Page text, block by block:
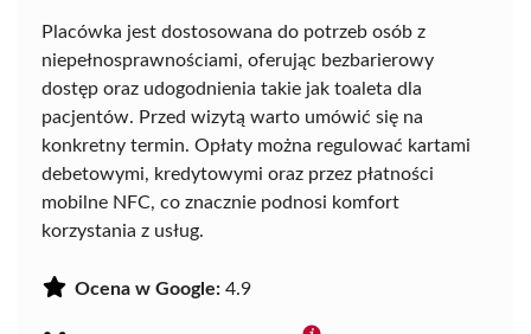
Placówka jest dostosowana do potrzeb osób z
niepełnosprawnościami, oferując bezbarierowy
dostęp oraz udogodnienia takie jak toaleta dla
pacjentów. Przed wizytą warto umówić się na
konkretny termin. Opłaty można regulować kartami
debetowymi, kredytowymi oraz przez płatności
mobilne NFC, co znacznie podnosi komfort
korzystania z usług.
Ocena w Google: 4.9